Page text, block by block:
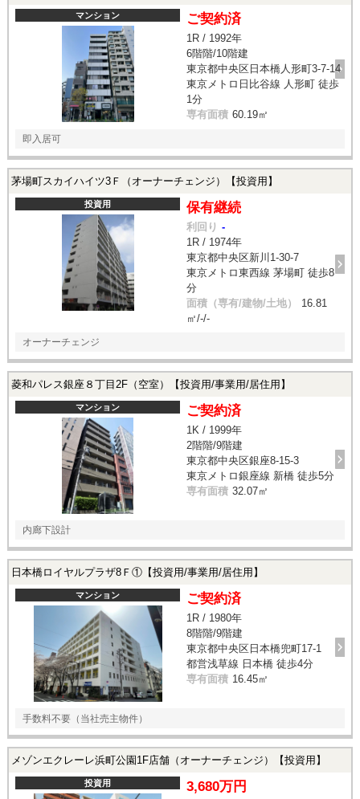
マンション ご契約済
1R / 1992年
6階階/10階建
東京都中央区日本橋人形町3-7-14
東京メトロ日比谷線 人形町 徒歩
1分
専有面積 60.19㎡
即入居可
茅場町スカイハイツ3Ｆ（オーナーチェンジ）【投資用】
投資用 保有継続
利回り -
1R / 1974年
東京都中央区新川1-30-7
東京メトロ東西線 茅場町 徒歩8
分
面積（専有/建物/土地）
16.81
㎡/-/-
オーナーチェンジ
菱和パレス銀座８丁目2F（空室）【投資用/事業用/居住用】
マンション ご契約済
1K / 1999年
2階階/9階建
東京都中央区銀座8-15-3
東京メトロ銀座線 新橋 徒歩5分
専有面積 32.07㎡
内廊下設計
日本橋ロイヤルプラザ8Ｆ①【投資用/事業用/居住用】
マンション ご契約済
1R / 1980年
8階階/9階建
東京都中央区日本橋兜町17-1
都営浅草線 日本橋 徒歩4分
専有面積 16.45㎡
手数料不要（当社売主物件）
メゾンエクレーレ浜町公園1F店舗（オーナーチェンジ）【投資用】
投資用 3,680万円